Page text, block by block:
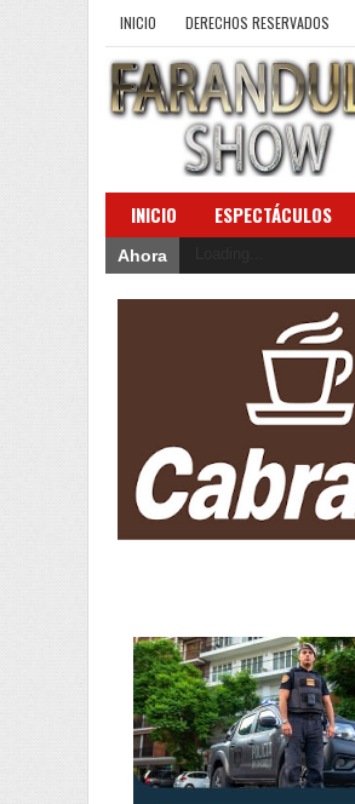
INICIO DERECHOS RESERVADOS
INICIO ESPECTÁCULOS
Ahora